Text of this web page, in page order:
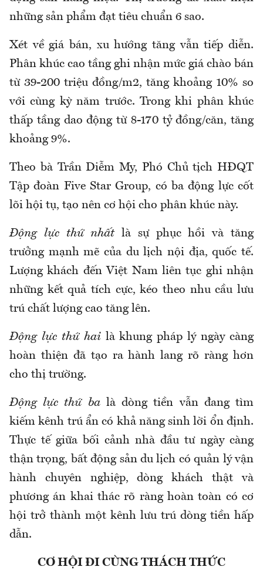
những sản phẩm đạt tiêu chuẩn 6 sao.
Xét về giá bán, xu hướng tăng vẫn tiếp diễn.
Phân khúc cao tầng ghi nhận mức giá chào bán
từ 39-200 triệu đồng/m2, tăng khoảng 10% so
với cùng kỳ năm trước. Trong khi phân khúc
thấp tầng dao động từ 8-170 tỷ đồng/căn, tăng
khoảng 9%.
Theo bà Trần Diễm My, Phó Chủ tịch HĐQT
Tập đoàn Five Star Group, có ba động lực cốt
lõi hội tụ, tạo nên cơ hội cho phân khúc này.
Động lực thứ nhấtlà sự phục hồi và tăng
trưởng mạnh mẽ của du lịch nội địa, quốc tế.
Lượng khách đến Việt Nam liên tục ghi nhận
những kết quả tích cực, kéo theo nhu cầu lưu
trú chất lượng cao tăng lên.
Động lực thứ hailà khung pháp lý ngày càng
hoàn thiện đã tạo ra hành lang rõ ràng hơn
cho thị trường.
Động lực thứ balà dòng tiền vẫn đang tìm
kiếm kênh trú ẩn có khả năng sinh lời ổn định.
Thực tế giữa bối cảnh nhà đầu tư ngày càng
thận trọng, bất động sản du lịch có quản lý vận
hành chuyên nghiệp, dòng khách thật và
phương án khai thác rõ ràng hoàn toàn có cơ
hội trở thành một kênh lưu trú dòng tiền hấp
dẫn.
CƠ HỘI ĐI CÙNG THÁCH THỨC